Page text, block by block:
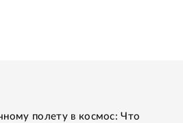
полету в космос: Что